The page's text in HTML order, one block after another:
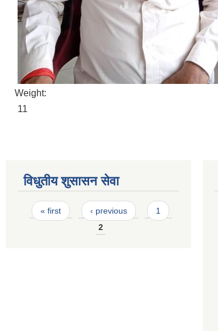
Weight:
11
विधुतीय शुसासन सेवा
Pages
« first ‹ previous
1
2